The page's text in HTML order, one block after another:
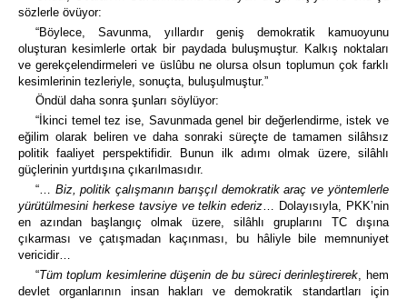
sözlerle övüyor:
“Böylece, Savunma, yıllardır geniş demokratik kamuoyunu
oluşturan kesimlerle ortak bir paydada buluşmuştur. Kalkış noktaları
ve gerekçelendirmeleri ve üslûbu ne olursa olsun toplumun çok farklı
kesimlerinin tezleriyle, sonuçta, buluşulmuştur.”
Öndül daha sonra şunları söylüyor:
“İkinci temel tez ise, Savunmada genel bir değerlendirme, istek ve
eğilim olarak beliren ve daha sonraki süreçte de tamamen silâhsız
politik faaliyet perspektifidir. Bunun ilk adımı olmak üzere, silâhlı
güçlerinin yurtdışına çıkarılmasıdır.
“… Biz, politik çalışmanın barışçıl demokratik araç ve yöntemlerle
yürütülmesini herkese tavsiye ve telkin ederiz … Dolayısıyla, PKK’nin
en azından başlangıç olmak üzere, silâhlı gruplarını TC dışına
çıkarması ve çatışmadan kaçınması, bu hâliyle bile memnuniyet
vericidir…
“Tüm toplum kesimlerine düşenin de bu süreci derinleştirerek , hem
devlet organlarının insan hakları ve demokratik standartları için